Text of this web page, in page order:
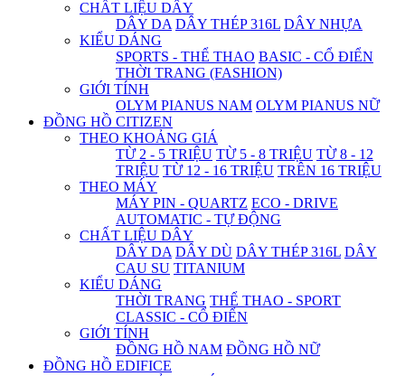
CHẤT LIỆU DÂY
DÂY DA DÂY THÉP 316L DÂY NHỰA
KIỂU DÁNG
SPORTS - THỂ THAO BASIC - CỔ ĐIỂN
THỜI TRANG (FASHION)
GIỚI TÍNH
OLYM PIANUS NAM OLYM PIANUS NỮ
ĐỒNG HỒ CITIZEN
THEO KHOẢNG GIÁ
TỪ 2 - 5 TRIỆU TỪ 5 - 8 TRIỆU TỪ 8 - 12
TRIỆU TỪ 12 - 16 TRIỆU TRÊN 16 TRIỆU
THEO MÁY
MÁY PIN - QUARTZ ECO - DRIVE
AUTOMATIC - TỰ ĐỘNG
CHẤT LIỆU DÂY
DÂY DA DÂY DÙ DÂY THÉP 316L DÂY
CAU SU TITANIUM
KIỂU DÁNG
THỜI TRANG THỂ THAO - SPORT
CLASSIC - CỔ ĐIỂN
GIỚI TÍNH
ĐỒNG HỒ NAM ĐỒNG HỒ NỮ
ĐỒNG HỒ EDIFICE